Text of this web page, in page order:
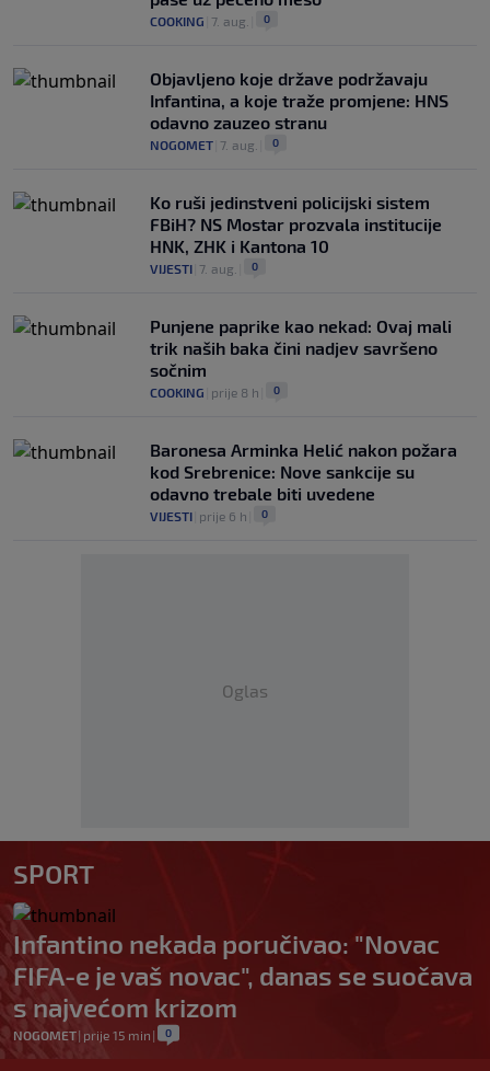
COOKING 7. aug. 0
Objavljeno koje države podržavaju
Infantina, a koje traže promjene: HNS
odavno zauzeo stranu
NOGOMET 7. aug. 0
Ko ruši jedinstveni policijski sistem
FBiH? NS Mostar prozvala institucije
HNK, ZHK i Kantona 10
VIJESTI 7. aug. 0
Punjene paprike kao nekad: Ovaj mali
trik naših baka čini nadjev savršeno
sočnim
COOKING prije 8 h 0
Baronesa Arminka Helić nakon požara
kod Srebrenice: Nove sankcije su
odavno trebale biti uvedene
VIJESTI prije 6 h 0
Oglas
SPORT
Infantino nekada poručivao: "Novac
FIFA-e je vaš novac", danas se suočava
s najvećom krizom
NOGOMET| prije 15 min | 0